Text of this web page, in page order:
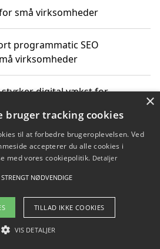
små virksomheder
programmatic SEO
virksomheder
digital vækst for
inden for genbrug af elektronik
2026 - Pilanto Aps
×
bruger tracking cookies
til at forbedre brugeroplevelsen. Ved
accepterer du alle cookies i
med vores cookiepolitik. Detaljer
STRENGT NØDVENDIGE
TILLAD IKKE COOKIES
VIS DETALJER